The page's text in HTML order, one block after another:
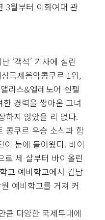
3월부터 이화여대 관
‘객석’ 기사에 실린
국제음악콩쿠르 1위,
리스&엘레노어 쇤펠
경력을 쌓아온 그녀
하지 않았을 리 없다.
콩쿠르 우승 소식과 함
눈에 들어왔다. 바이
로 세 살부터 바이올린
교 예비학교에서 김남
예비학교를 거쳐 커
큼 다양한 국제무대에